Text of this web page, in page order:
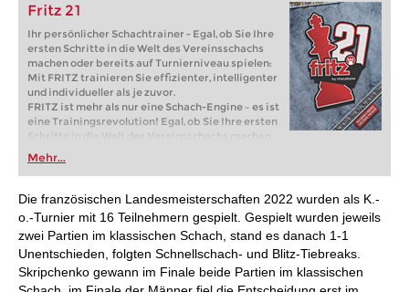
Fritz 21
Ihr persönlicher Schachtrainer - Egal, ob Sie Ihre
ersten Schritte in die Welt des Vereinsschachs
machen oder bereits auf Turnierniveau spielen:
Mit FRITZ trainieren Sie effizienter, intelligenter
und individueller als je zuvor.
FRITZ ist mehr als nur eine Schach-Engine – es ist
eine Trainingsrevolution! Egal, ob Sie Ihre ersten
Schritte in die Welt des Vereinsschachs machen
oder bereits auf Turnierniveau spielen: Mit
FRITZ trainieren Sie effizienter, intelligenter und
individueller als je zuvor.
Mehr...
Die französischen Landesmeisterschaften 2022 wurden als K.-
o.-Turnier mit 16 Teilnehmern gespielt. Gespielt wurden jeweils
zwei Partien im klassischen Schach, stand es danach 1-1
Unentschieden, folgten Schnellschach- und Blitz-Tiebreaks.
Skripchenko gewann im Finale beide Partien im klassischen